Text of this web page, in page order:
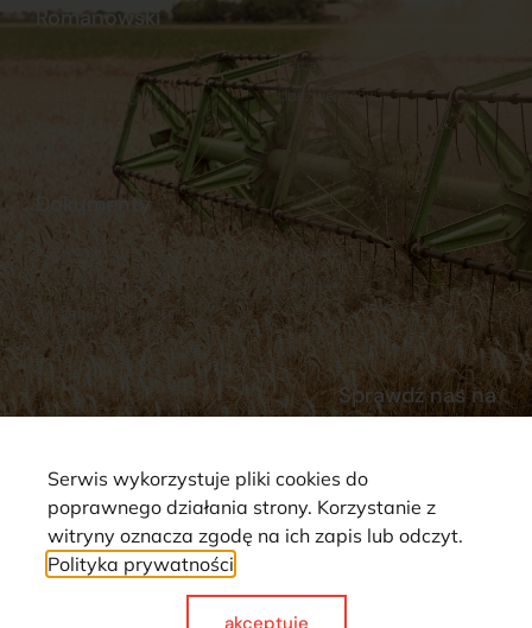
Dokumenty
Regulamin
Polityka prywatności
Reklamacje i zwroty
Dostawy
Płatności
Romanowski
Sklep internetowy
Praca
Ubezpieczenia
Sprawdź nas na
Strona wykorzystuje pliki cookie. Wszystkie prawa zastrzeżone ©
Serwis wykorzystuje pliki cookies do
poprawnego działania strony. Korzystanie z
witryny oznacza zgodę na ich zapis lub odczyt.
Polityka prywatności
akceptuje